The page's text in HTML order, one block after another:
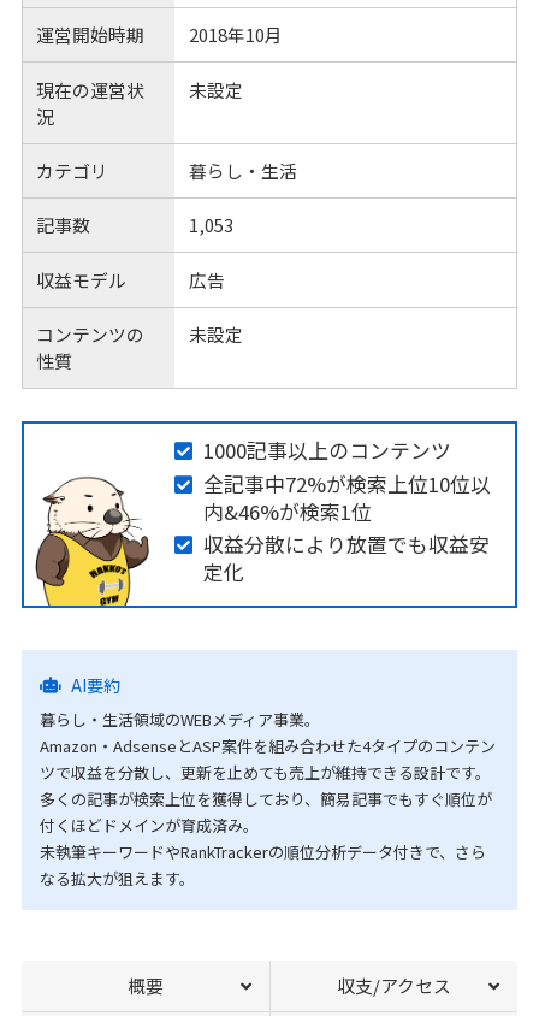
運営開始時期 2018年10月
現在の運営状
況
未設定
カテゴリ 暮らし・生活
記事数 1,053
収益モデル 広告
コンテンツの
性質
未設定
1000記事以上のコンテンツ
全記事中72%が検索上位10位以
内&46%が検索1位
収益分散により放置でも収益安
定化
AI要約
暮らし・生活領域のWEBメディア事業。
Amazon・AdsenseとASP案件を組み合わせた4タイプのコンテン
ツで収益を分散し、更新を止めても売上が維持できる設計です。
多くの記事が検索上位を獲得しており、簡易記事でもすぐ順位が
付くほどドメインが育成済み。
未執筆キーワードやRankTrackerの順位分析データ付きで、さら
なる拡大が狙えます。
概要 収支/アクセス